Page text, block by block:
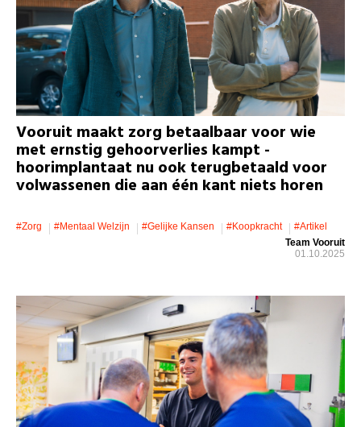
Vooruit maakt zorg betaalbaar voor wie
met ernstig gehoorverlies kampt -
hoorimplantaat nu ook terugbetaald voor
volwassenen die aan één kant niets horen
#zorg #mentaal Welzijn #gelijke Kansen #koopkracht
#artikel
Team Vooruit
01.10.2025